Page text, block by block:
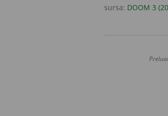
sursa: DOOM 3